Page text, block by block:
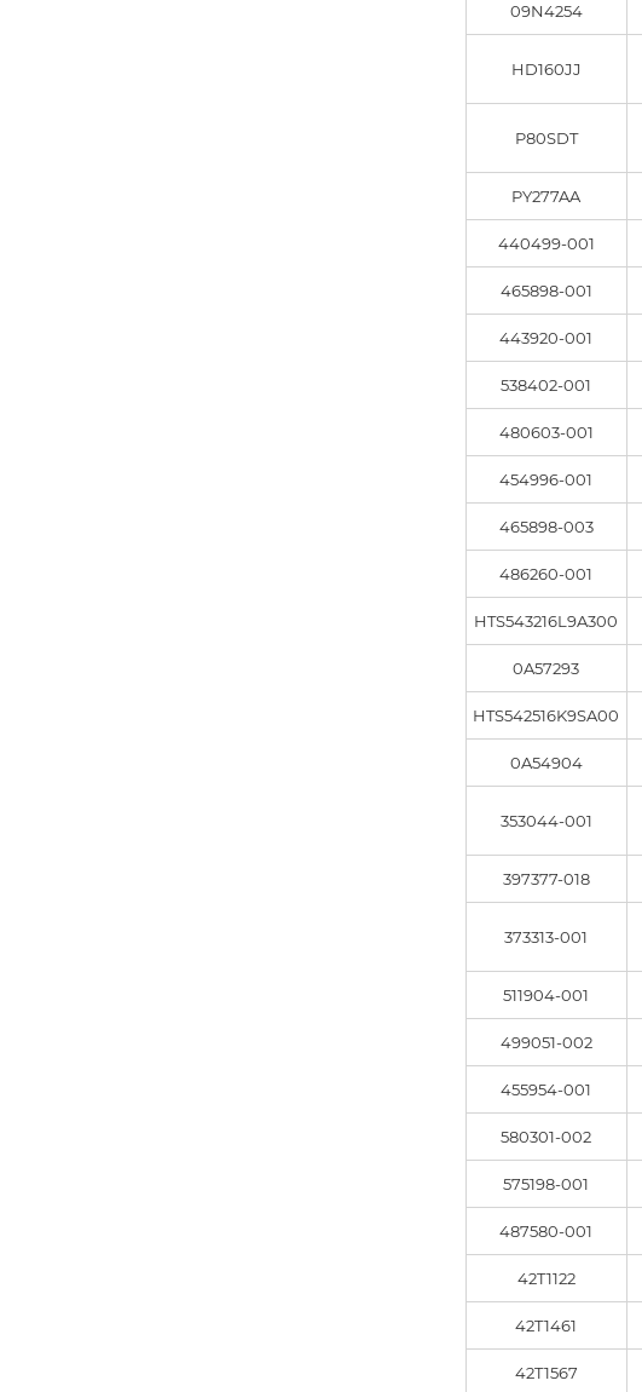
09N4254
HD160JJ
P80SDT
PY277AA
440499-001
465898-001
443920-001
538402-001
480603-001
454996-001
465898-003
486260-001
HTS543216L9A300
0A57293
HTS542516K9SA00
0A54904
353044-001
397377-018
373313-001
511904-001
499051-002
455954-001
580301-002
575198-001
487580-001
42T1122
42T1461
42T1567